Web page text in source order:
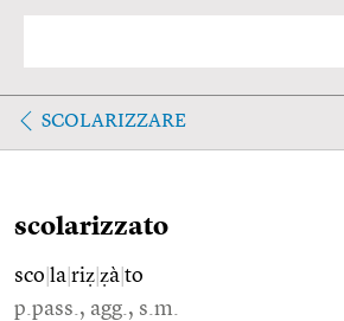
SCOLARIZZARE
scolarizzato
sco la riẓ ẓà to
p.pass., agg., s.m.